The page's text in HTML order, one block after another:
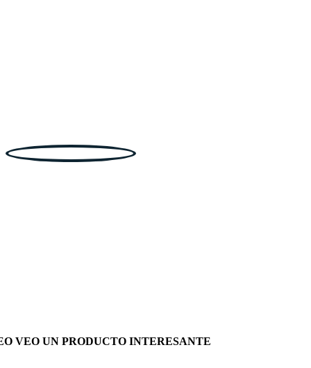
VEO UN PRODUCTO INTERESANTE